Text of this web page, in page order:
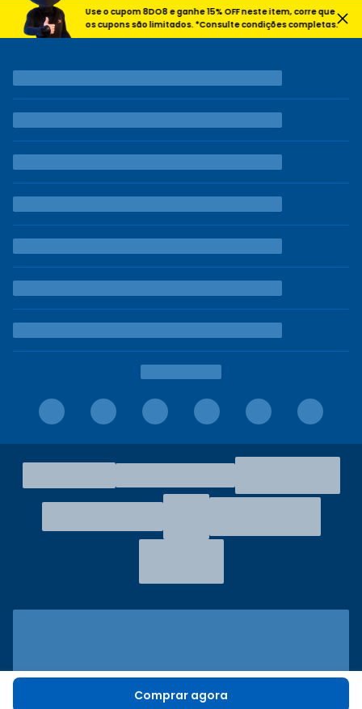
Comprar agora
Use o cupom 8DO8 e ganhe 15% OFF neste item, corre que
os cupons são limitados. *Consulte condições completas.